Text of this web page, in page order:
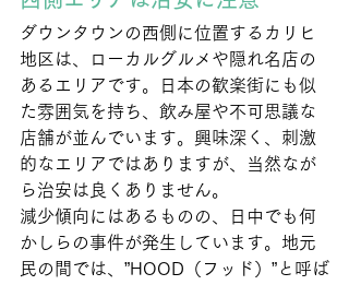
ダウンタウンの西側に位置するカリヒ
地区は、ローカルグルメや隠れ名店の
あるエリアです。日本の歓楽街にも似
た雰囲気を持ち、飲み屋や不可思議な
店舗が並んでいます。興味深く、刺激
的なエリアではありますが、当然なが
ら治安は良くありません。
減少傾向にはあるものの、日中でも何
かしらの事件が発生しています。地元
民の間では、”HOOD（フッド）”と呼ば